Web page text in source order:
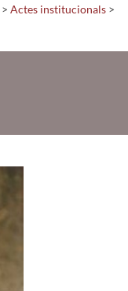
> Actes institucionals >